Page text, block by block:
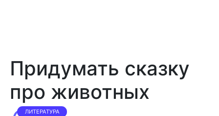
Придумать сказку
про животных
ЛИТЕРАТУРА